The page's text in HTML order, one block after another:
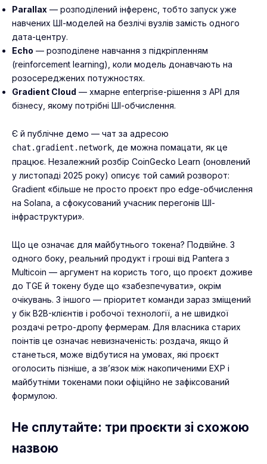
Parallax — розподілений інференс, тобто запуск уже
навчених ШІ-моделей на безлічі вузлів замість одного
дата-центру.
Echo — розподілене навчання з підкріпленням
(reinforcement learning), коли модель донавчають на
розосереджених потужностях.
Gradient Cloud — хмарне enterprise-рішення з API для
бізнесу, якому потрібні ШІ-обчислення.
Є й публічне демо — чат за адресою
chat.gradient.network , де можна помацати, як це
працює. Незалежний розбір CoinGecko Learn (оновлений
у листопаді 2025 року) описує той самий розворот:
Gradient «більше не просто проєкт про edge-обчислення
на Solana, а сфокусований учасник перегонів ШІ-
інфраструктури».
Що це означає для майбутнього токена? Подвійне. З
одного боку, реальний продукт і гроші від Pantera з
Multicoin — аргумент на користь того, що проєкт доживе
до TGE й токену буде що «забезпечувати», окрім
очікувань. З іншого — пріоритет команди зараз зміщений
у бік B2B-клієнтів і робочої технології, а не швидкої
роздачі ретро-дропу фермерам. Для власника старих
поінтів це означає невизначеність: роздача, якщо й
станеться, може відбутися на умовах, які проєкт
оголосить пізніше, а зв’язок між накопиченими EXP і
майбутніми токенами поки офіційно не зафіксований
формулою.
Не сплутайте: три проєкти зі схожою
назвою